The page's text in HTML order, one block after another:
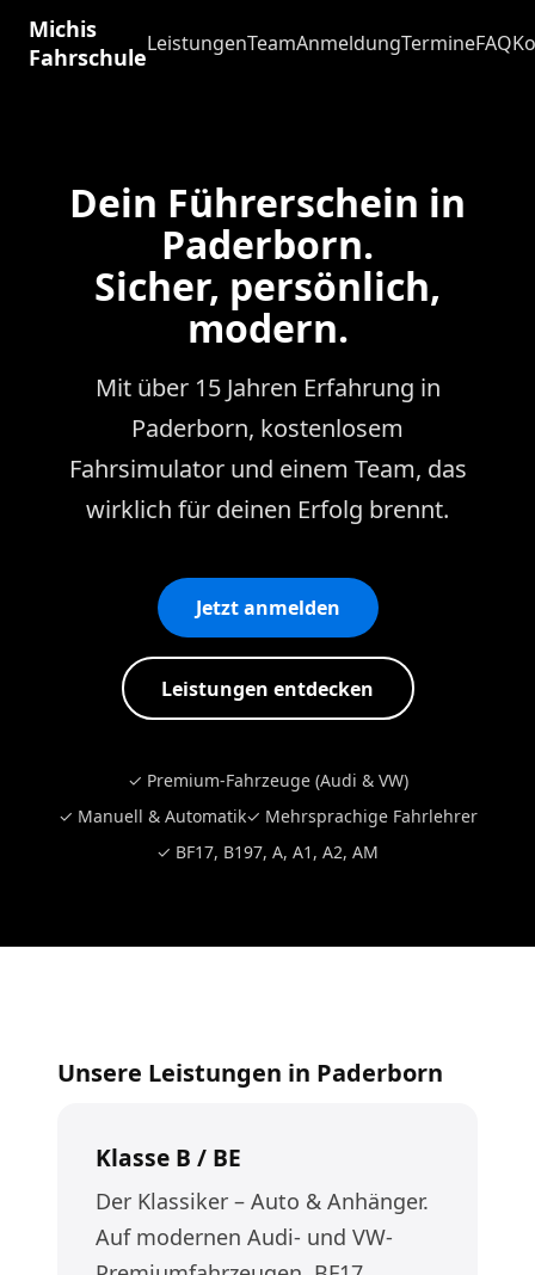
Michis
FahrschuleLeistungenTeamAnmeldungTermineFAQ
Dein Führerschein in
Paderborn.
Sicher, persönlich,
modern.
Mit über 15 Jahren Erfahrung in
Paderborn, kostenlosem
Fahrsimulator und einem Team, das
wirklich für deinen Erfolg brennt.
Jetzt anmelden
Leistungen entdecken
✓ Premium-Fahrzeuge (Audi & VW)
✓ Manuell & Automatik✓ Mehrsprachige Fahrlehrer
✓ BF17, B197, A, A1, A2, AM
Unsere Leistungen in Paderborn
Klasse B / BE
Der Klassiker – Auto & Anhänger.
Auf modernen Audi- und VW-